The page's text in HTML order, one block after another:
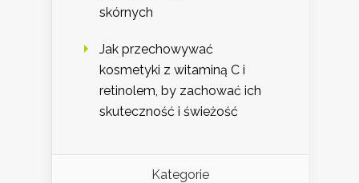
skórnych
Jak przechowywać
kosmetyki z witaminą C i
retinolem, by zachować ich
skuteczność i świeżość
Kategorie